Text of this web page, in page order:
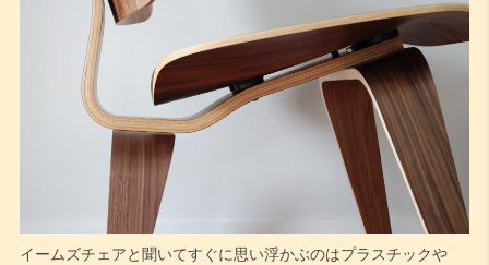
イームズチェアと聞いてすぐに思い浮かぶのはプラスチックや